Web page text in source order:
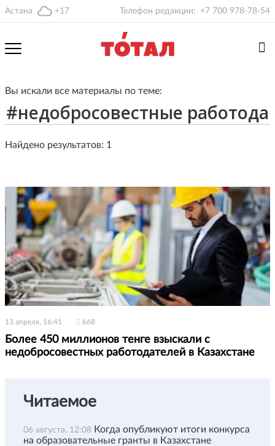
Астана +17 Телефон редакции: +7 700 978-78-54
Вы искали все материалы по теме:
Найдено результатов: 1
13 апреля, 16:41 668
Более 450 миллионов тенге взыскали с
недобросовестных работодателей в Казахстане
Читаемое
06 августа, 12:08 Когда опубликуют итоги конкурса
на образовательные гранты в Казахстане